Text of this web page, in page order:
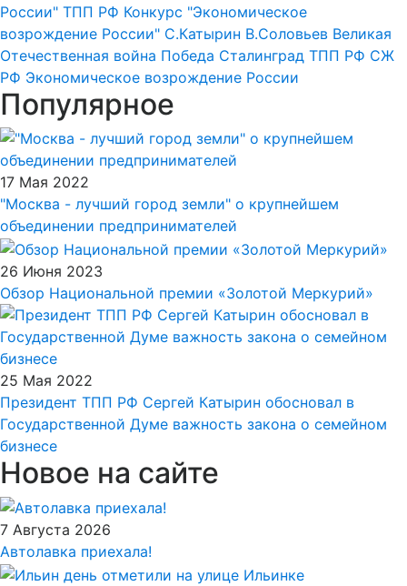
России" ТПП РФ Конкурс "Экономическое
возрождение России" С.Катырин В.Соловьев Великая
Отечественная война Победа Сталинград ТПП РФ СЖ
РФ Экономическое возрождение России
Популярное
17 Мая 2022
"Москва - лучший город земли" о крупнейшем
объединении предпринимателей
26 Июня 2023
Обзор Национальной премии «Золотой Меркурий»
25 Мая 2022
Президент ТПП РФ Сергей Катырин обосновал в
Государственной Думе важность закона о семейном
бизнесе
Новое на сайте
7 Августа 2026
Автолавка приехала!